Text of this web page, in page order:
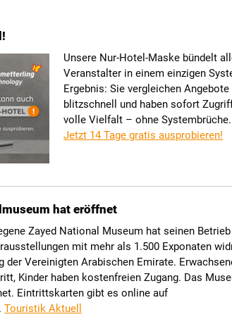
Unsere Nur-Hotel-Maske bündelt
Veranstalter in einem einzigen
Ergebnis: Sie vergleichen Angebote
blitzschnell und haben sofort
volle Vielfalt – ohne Systembrüche.
Jetzt 14 Tage gratis ausprobieren!
hat eröffnet
Zayed National Museum hat seinen Betrieb
mit mehr als 1.500 Exponaten
der Vereinigten Arabischen Emirate.
Kinder haben kostenfreien Zugang. Das
Eintrittskarten gibt es online auf
. Touristik Aktuell